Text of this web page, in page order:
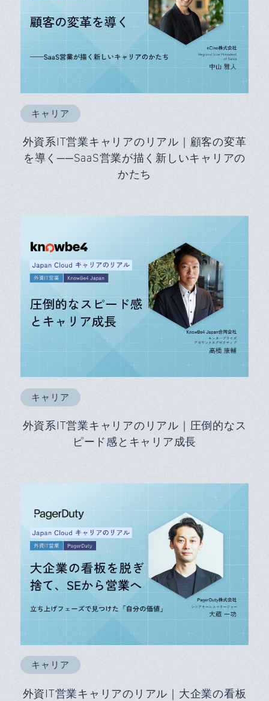
キャリア
外資系IT営業キャリアのリアル｜顧客の変革
を導く──SaaS営業が描く新しいキャリアの
かたち
キャリア
外資系IT営業キャリアのリアル｜圧倒的なス
ピード感とキャリア成長
キャリア
外資IT営業キャリアのリアル｜大企業の看板